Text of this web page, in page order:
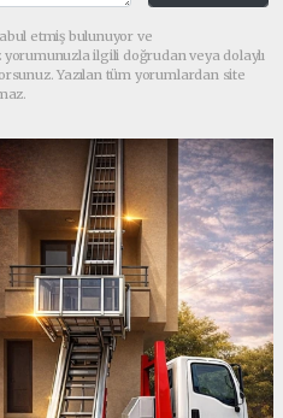
etmiş bulunuyor ve
yorumunuzla ilgili doğrudan veya dolaylı
Yazılan tüm yorumlardan site